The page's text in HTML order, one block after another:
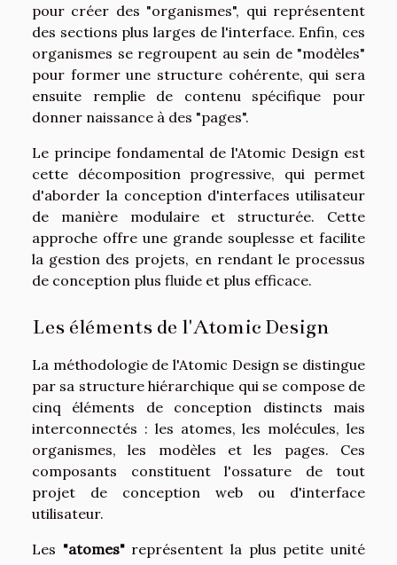
pour créer des "organismes", qui représentent
des sections plus larges de l'interface. Enfin, ces
organismes se regroupent au sein de "modèles"
pour former une structure cohérente, qui sera
ensuite remplie de contenu spécifique pour
donner naissance à des "pages".
Le principe fondamental de l'Atomic Design est
cette décomposition progressive, qui permet
d'aborder la conception d'interfaces utilisateur
de manière modulaire et structurée. Cette
approche offre une grande souplesse et facilite
la gestion des projets, en rendant le processus
de conception plus fluide et plus efficace.
Les éléments de l'Atomic Design
La méthodologie de l'Atomic Design se distingue
par sa structure hiérarchique qui se compose de
cinq éléments de conception distincts mais
interconnectés : les atomes, les molécules, les
organismes, les modèles et les pages. Ces
composants constituent l'ossature de tout
projet de conception web ou d'interface
utilisateur.
Les "atomes"représentent la plus petite unité